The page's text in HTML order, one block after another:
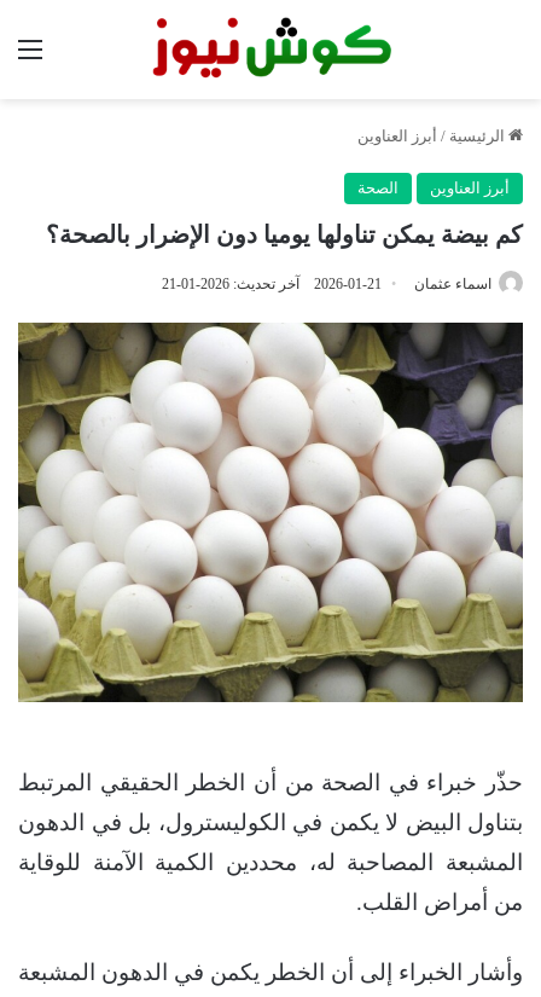
الرئيسية / أبرز العناوين
أبرز العناوين الصحة
كم بيضة يمكن تناولها يوميا دون الإضرار بالصحة؟
اسماء عثمان 2026-01-21 آخر تحديث: 2026-01-21
حذّر خبراء في الصحة من أن الخطر الحقيقي المرتبط
بتناول البيض لا يكمن في الكوليسترول، بل في الدهون
المشبعة المصاحبة له، محددين الكمية الآمنة للوقاية
من أمراض القلب.
وأشار الخبراء إلى أن الخطر يكمن في الدهون المشبعة